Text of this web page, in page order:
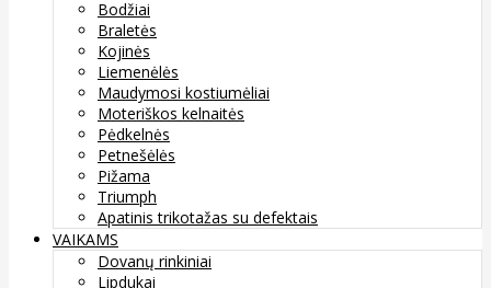
Bodžiai
Braletės
Kojinės
Liemenėlės
Maudymosi kostiumėliai
Moteriškos kelnaitės
Pėdkelnės
Petnešėlės
Pižama
Triumph
Apatinis trikotažas su defektais
VAIKAMS
Dovanų rinkiniai
Lipdukai